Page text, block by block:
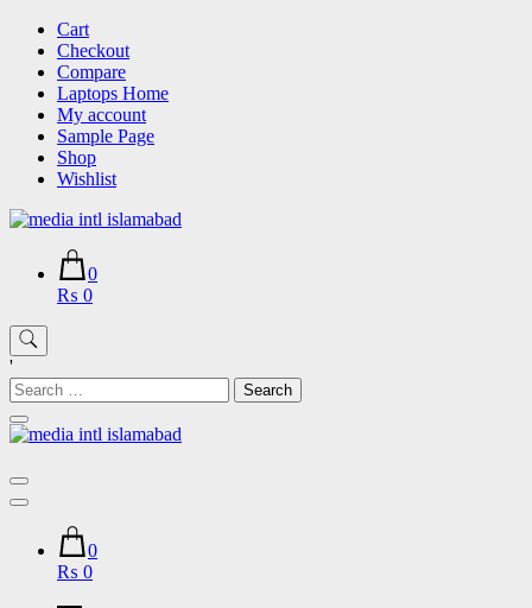
Skip
content
Cart
Checkout
Compare
Laptops Home
My account
Sample Page
Shop
Wishlist
0
₨ 0
'
Search
for:
0
₨ 0